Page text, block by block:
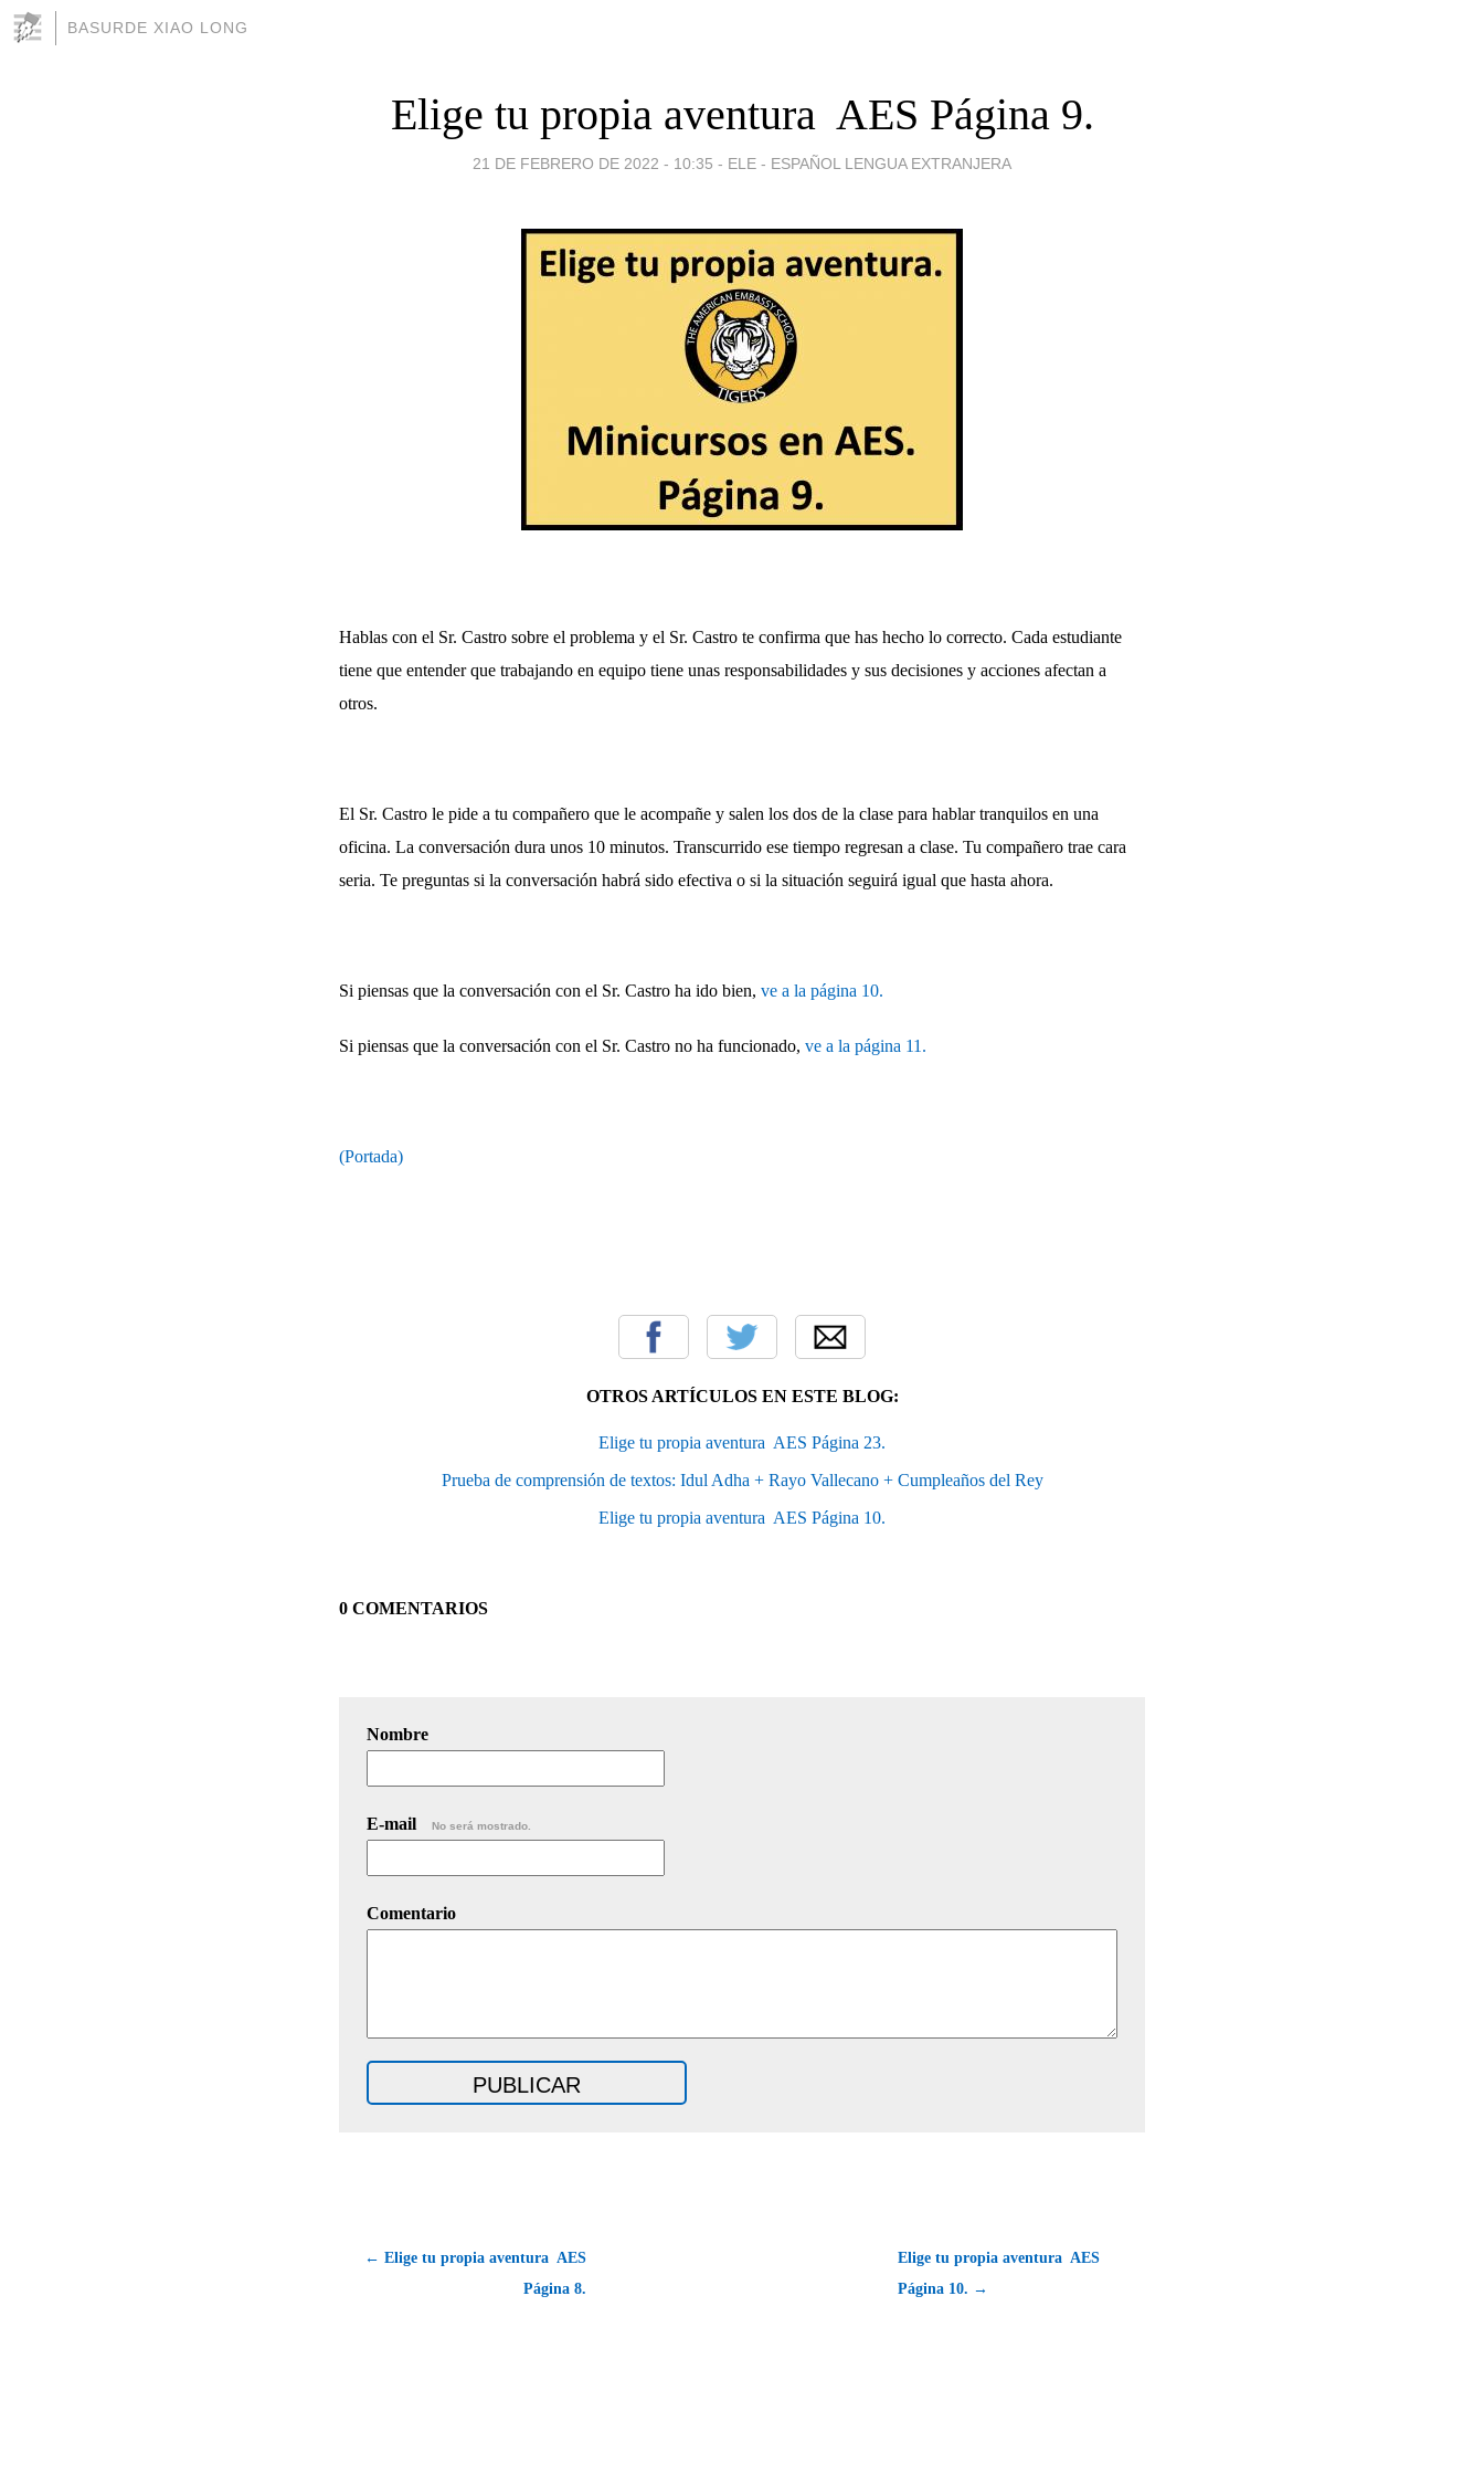
BASURDE XIAO LONG
Elige tu propia aventura  AES Página 9.
21 DE FEBRERO DE 2022 - 10:35 - ELE - ESPAÑOL LENGUA EXTRANJERA
Hablas con el Sr. Castro sobre el problema y el Sr. Castro te confirma que has hecho lo correcto. Cada estudiante
tiene que entender que trabajando en equipo tiene unas responsabilidades y sus decisiones y acciones afectan a
otros.
El Sr. Castro le pide a tu compañero que le acompañe y salen los dos de la clase para hablar tranquilos en una
oficina. La conversación dura unos 10 minutos. Transcurrido ese tiempo regresan a clase. Tu compañero trae cara
seria. Te preguntas si la conversación habrá sido efectiva o si la situación seguirá igual que hasta ahora.
Si piensas que la conversación con el Sr. Castro ha ido bien, ve a la página 10.
Si piensas que la conversación con el Sr. Castro no ha funcionado, ve a la página 11.
(Portada)
OTROS ARTÍCULOS EN ESTE BLOG:
Elige tu propia aventura  AES Página 23.
Prueba de comprensión de textos: Idul Adha + Rayo Vallecano + Cumpleaños del Rey
Elige tu propia aventura  AES Página 10.
0 COMENTARIOS
Nombre
E-mail No será mostrado.
Comentario
← Elige tu propia aventura  AES
Página 8.
Elige tu propia aventura  AES
Página 10. →